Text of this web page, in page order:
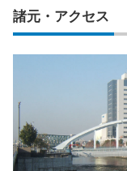
諸元・アクセス